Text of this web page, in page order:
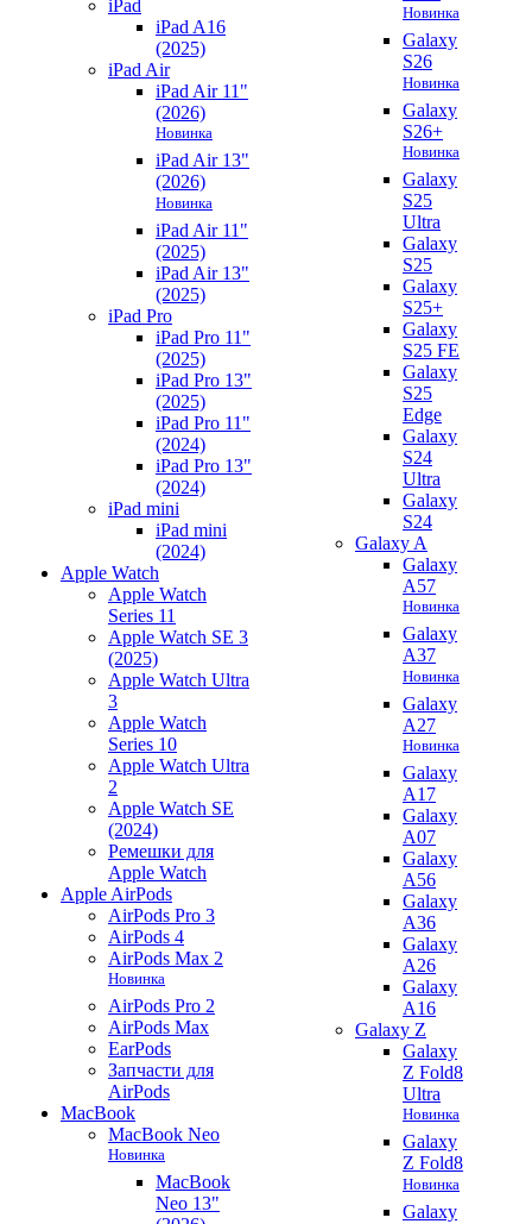
iPad
iPad A16
(2025)
iPad Air
iPad Air 11"
(2026)
Новинка
iPad Air 13"
(2026)
Новинка
iPad Air 11"
(2025)
iPad Air 13"
(2025)
iPad Pro
iPad Pro 11"
(2025)
iPad Pro 13"
(2025)
iPad Pro 11"
(2024)
iPad Pro 13"
(2024)
iPad mini
iPad mini
(2024)
Apple Watch
Apple Watch
Series 11
Apple Watch SE 3
(2025)
Apple Watch Ultra
3
Apple Watch
Series 10
Apple Watch Ultra
2
Apple Watch SE
(2024)
Ремешки для
Apple Watch
Apple AirPods
AirPods Pro 3
AirPods 4
AirPods Max 2
Новинка
AirPods Pro 2
AirPods Max
EarPods
Запчасти для
AirPods
MacBook
MacBook Neo
Новинка
MacBook
Neo 13"
Новинка
Galaxy
S26
Новинка
Galaxy
S26+
Новинка
Galaxy
S25
Ultra
Galaxy
S25
Galaxy
S25+
Galaxy
S25 FE
Galaxy
S25
Edge
Galaxy
S24
Ultra
Galaxy
S24
Galaxy A
Galaxy
A57
Новинка
Galaxy
A37
Новинка
Galaxy
A27
Новинка
Galaxy
A17
Galaxy
A07
Galaxy
A56
Galaxy
A36
Galaxy
A26
Galaxy
A16
Galaxy Z
Galaxy
Z Fold8
Ultra
Новинка
Galaxy
Z Fold8
Новинка
Galaxy